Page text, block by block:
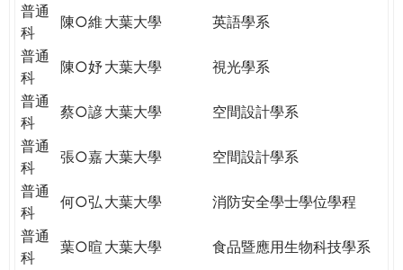
普通
科
陳○維 大葉大學
英語學系
普通
科
陳○妤大葉大學
視光學系
普通
科
蔡○諺大葉大學
空間設計學系
普通
科
張○嘉大葉大學
空間設計學系
普通
科
何○弘 大葉大學
消防安全學士學位學程
普通
科
葉○暄 大葉大學
食品暨應用生物科技學系